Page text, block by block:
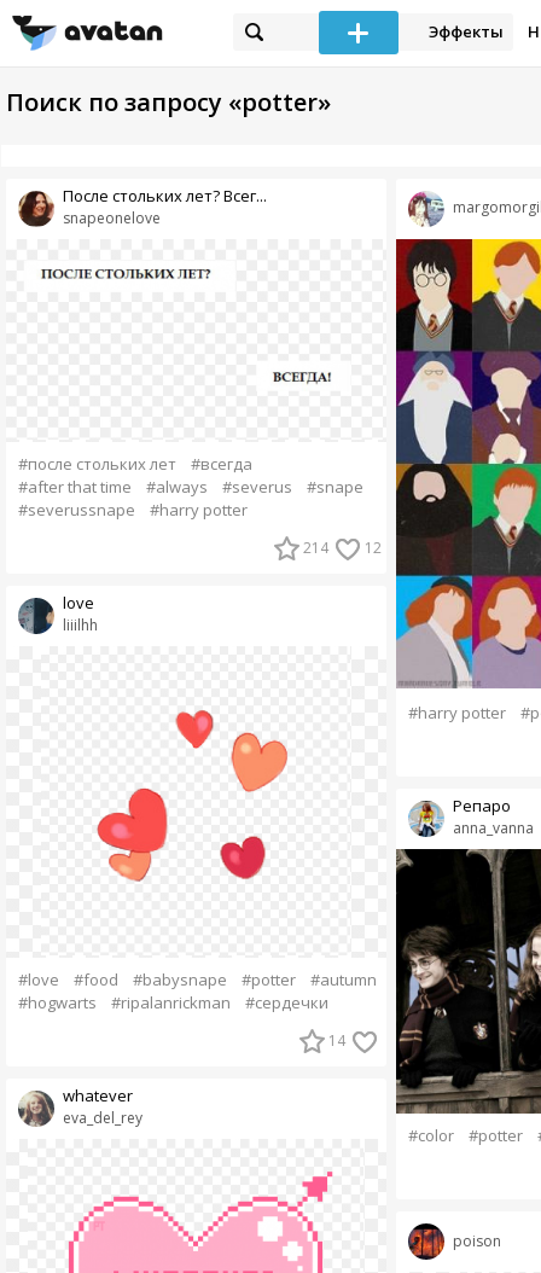
Эффекты
Поиск по запросу «potter»
snapeonelove
После стольких лет? Всег...
#после стольких лет
#всегда
#after that time
#always #severus
#snape
#severussnape
#harry potter
214 12
liiilhh
love
#love #food #babysnape #potter
#autumn
#hogwarts
#ripalanrickman #сердечки
14
eva_del_rey
whatever
#harry potter
anna_vanna
Репаро
#color #potter
poison